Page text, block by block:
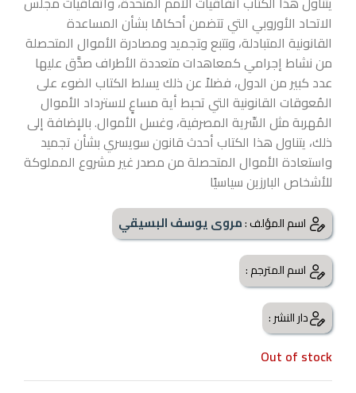
الاتحاد الأوروبي التي تتضمن أحكامًا بشأن المساعدة
القانونية المتبادلة، وﺘﺘﺒﻊ وﺘﺠﻤيد ومصادرة الأموال المتحصلة
من نشاط إجرامي كمعاهدات متعددة الأطراف صدَّق عليها
عدد كبير من الدول، فضلاً عن ذلك يسلط الكتاب الضوء على
المُعوقات القانونية التي تحبط أية مساعٍ لاسترداد الأموال
المُهربة مثل السِّرية المصرفية، وغسل الأموال. بالإضافة إلى
ذلك، يتناول هذا الكتاب أحدث قانون سويسري بشأن تجميد
واستعادة الأموال المتحصلة من مصدر غير مشروع المملوكة
للأشخاص البارزين سياسيًا
اسم المؤلف :مروى يوسف البسيقي
اسم المترجم :
دار النشر :
Out of stock